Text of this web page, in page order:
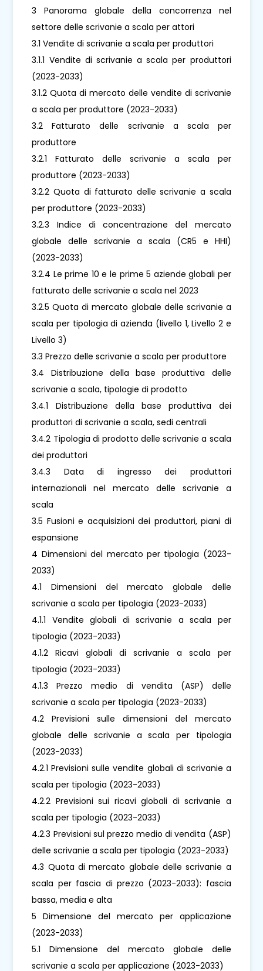
3 Panorama globale della concorrenza nel
settore delle scrivanie a scala per attori
3.1 Vendite di scrivanie a scala per produttori
3.1.1 Vendite di scrivanie a scala per produttori
(2023-2033)
3.1.2 Quota di mercato delle vendite di scrivanie
a scala per produttore (2023-2033)
3.2 Fatturato delle scrivanie a scala per
produttore
3.2.1 Fatturato delle scrivanie a scala per
produttore (2023-2033)
3.2.2 Quota di fatturato delle scrivanie a scala
per produttore (2023-2033)
3.2.3 Indice di concentrazione del mercato
globale delle scrivanie a scala (CR5 e HHI)
(2023-2033)
3.2.4 Le prime 10 e le prime 5 aziende globali per
fatturato delle scrivanie a scala nel 2023
3.2.5 Quota di mercato globale delle scrivanie a
scala per tipologia di azienda (livello 1, Livello 2 e
Livello 3)
3.3 Prezzo delle scrivanie a scala per produttore
3.4 Distribuzione della base produttiva delle
scrivanie a scala, tipologie di prodotto
3.4.1 Distribuzione della base produttiva dei
produttori di scrivanie a scala, sedi centrali
3.4.2 Tipologia di prodotto delle scrivanie a scala
dei produttori
3.4.3 Data di ingresso dei produttori
internazionali nel mercato delle scrivanie a
scala
3.5 Fusioni e acquisizioni dei produttori, piani di
espansione
4 Dimensioni del mercato per tipologia (2023-
2033)
4.1 Dimensioni del mercato globale delle
scrivanie a scala per tipologia (2023-2033)
4.1.1 Vendite globali di scrivanie a scala per
tipologia (2023-2033)
4.1.2 Ricavi globali di scrivanie a scala per
tipologia (2023-2033)
4.1.3 Prezzo medio di vendita (ASP) delle
scrivanie a scala per tipologia (2023-2033)
4.2 Previsioni sulle dimensioni del mercato
globale delle scrivanie a scala per tipologia
(2023-2033)
4.2.1 Previsioni sulle vendite globali di scrivanie a
scala per tipologia (2023-2033)
4.2.2 Previsioni sui ricavi globali di scrivanie a
scala per tipologia (2023-2033)
4.2.3 Previsioni sul prezzo medio di vendita (ASP)
delle scrivanie a scala per tipologia (2023-2033)
4.3 Quota di mercato globale delle scrivanie a
scala per fascia di prezzo (2023-2033): fascia
bassa, media e alta
5 Dimensione del mercato per applicazione
(2023-2033)
5.1 Dimensione del mercato globale delle
scrivanie a scala per applicazione (2023-2033)